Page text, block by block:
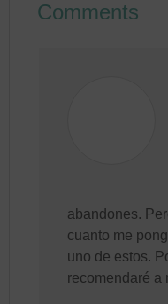
Comments
abandones.
cuanto me
uno de estos.
recomendaré a